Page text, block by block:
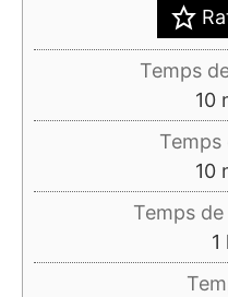
Temps
10
Temps
10
Temps
1